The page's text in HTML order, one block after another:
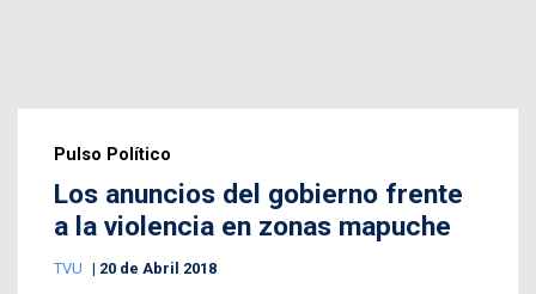
Pulso Político
Los anuncios del gobierno frente
a la violencia en zonas mapuche
TVU 20 de Abril 2018